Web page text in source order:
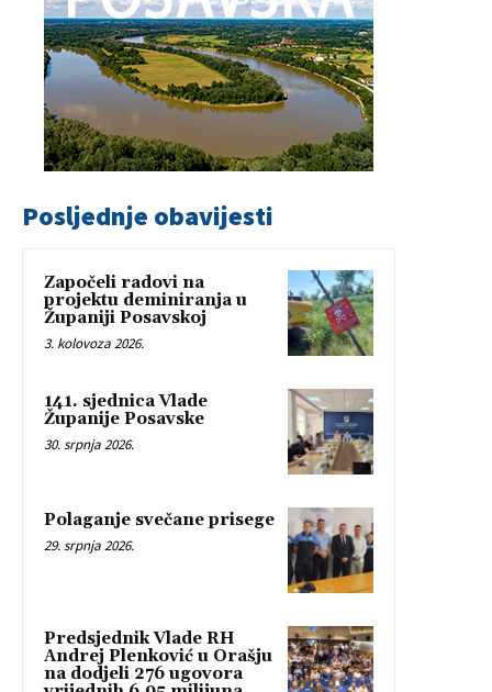
Posljednje obavijesti
Započeli radovi na
projektu deminiranja u
Županiji Posavskoj
3. kolovoza 2026.
141. sjednica Vlade
Županije Posavske
30. srpnja 2026.
Polaganje svečane prisege
29. srpnja 2026.
Predsjednik Vlade RH
Andrej Plenković u Orašju
na dodjeli 276 ugovora